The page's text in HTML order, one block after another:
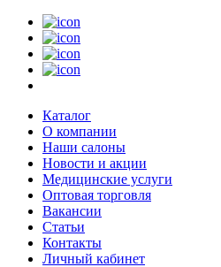
Каталог
О компании
Наши салоны
Новости и акции
Медицинские услуги
Оптовая торговля
Вакансии
Статьи
Контакты
Личный кабинет